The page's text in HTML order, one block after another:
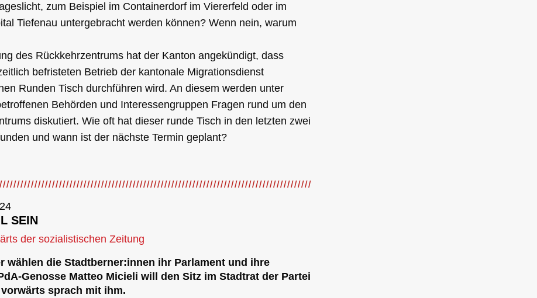
zum Beispiel im Containerdorf im Viererfeld oder im
Tiefenau untergebracht werden können? Wenn nein, warum
des Rückkehrzentrums hat der Kanton angekündigt, dass
befristeten Betrieb der kantonale Migrationsdienst
Runden Tisch durchführen wird. An diesem werden unter
Behörden und Interessengruppen Fragen rund um den
diskutiert. Wie oft hat dieser runde Tisch in den letzten zwei
und wann ist der nächste Termin geplant?
SEIN
der sozialistischen Zeitung
wählen die Stadtberner:innen ihr Parlament und ihre
Genosse Matteo Micieli will den Sitz im Stadtrat der Partei
sprach mit ihm.